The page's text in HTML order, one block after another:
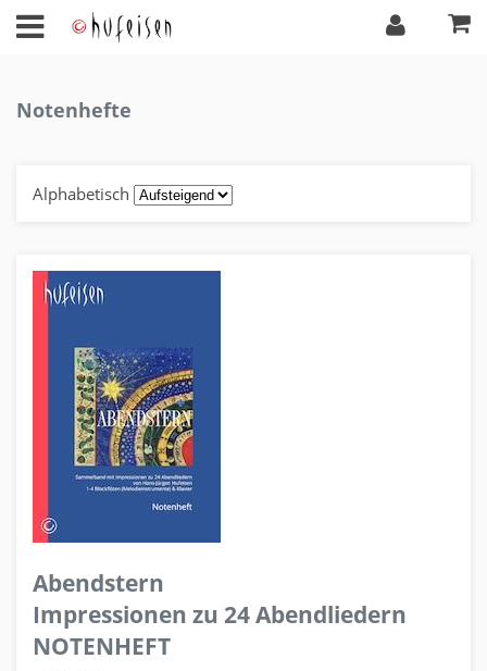
Notenhefte
Alphabetisch
Abendstern
Impressionen zu 24 Abendliedern
NOTENHEFT